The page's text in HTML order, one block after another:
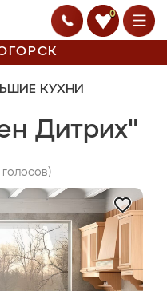
0
КУХНИ
Дитрих"
голосов)